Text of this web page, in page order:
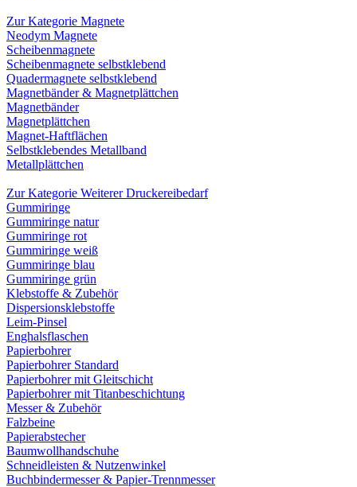
Zur Kategorie Magnete
Neodym Magnete
Scheibenmagnete
Scheibenmagnete selbstklebend
Quadermagnete selbstklebend
Magnetbänder & Magnetplättchen
Magnetbänder
Magnetplättchen
Magnet-Haftflächen
Selbstklebendes Metallband
Metallplättchen
Zur Kategorie Weiterer Druckereibedarf
Gummiringe
Gummiringe natur
Gummiringe rot
Gummiringe weiß
Gummiringe blau
Gummiringe grün
Klebstoffe & Zubehör
Dispersionsklebstoffe
Leim-Pinsel
Enghalsflaschen
Papierbohrer
Papierbohrer Standard
Papierbohrer mit Gleitschicht
Papierbohrer mit Titanbeschichtung
Messer & Zubehör
Falzbeine
Papierabstecher
Baumwollhandschuhe
Schneidleisten & Nutzenwinkel
Buchbindermesser & Papier-Trennmesser